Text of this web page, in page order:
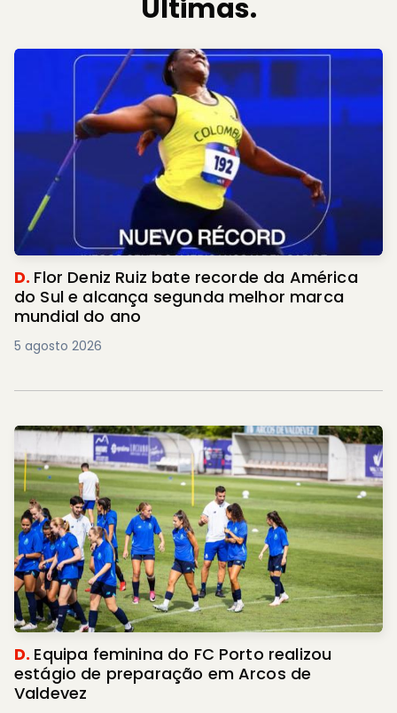
Últimas.
D. Flor Deniz Ruiz bate recorde da América
do Sul e alcança segunda melhor marca
mundial do ano
5 agosto 2026
D. Equipa feminina do FC Porto realizou
estágio de preparação em Arcos de
Valdevez